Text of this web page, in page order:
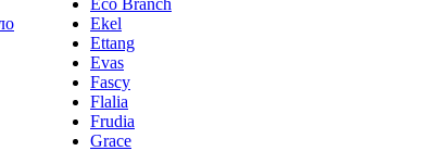
Eco Branch
Ekel
Ettang
Evas
Fascy
Flalia
Frudia
Grace